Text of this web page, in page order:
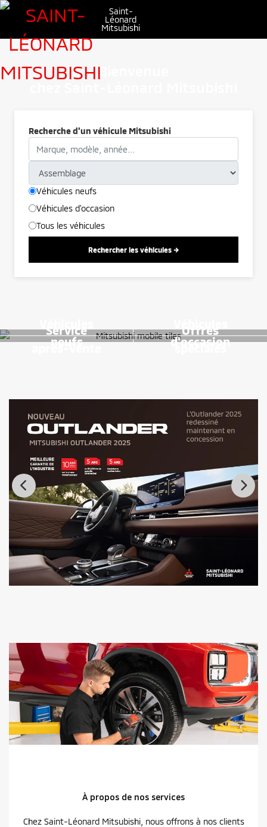
Saint-
Léonard
Mitsubishi
Bienvenue
Recherche d'un véhicule Mitsubishi
Véhicules neufs
Véhicules d'occasion
Tous les véhicules
Rechercher les véhicules →
neufs
d'occasion
Service
Offres
À propos de nos services
Chez Saint-Léonard Mitsubishi, nous offrons à nos clients